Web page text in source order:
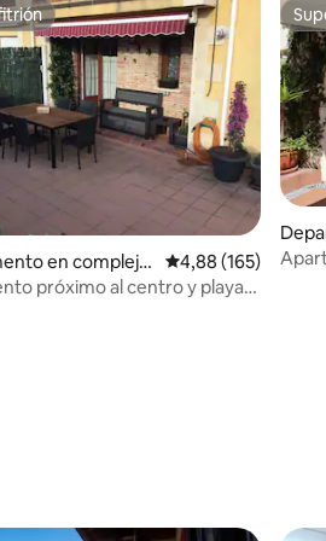
de 5. 240 evaluaciones
en complejo
en Ruilobuca
Calificación
4,88 (165)
próximo al centro y playa